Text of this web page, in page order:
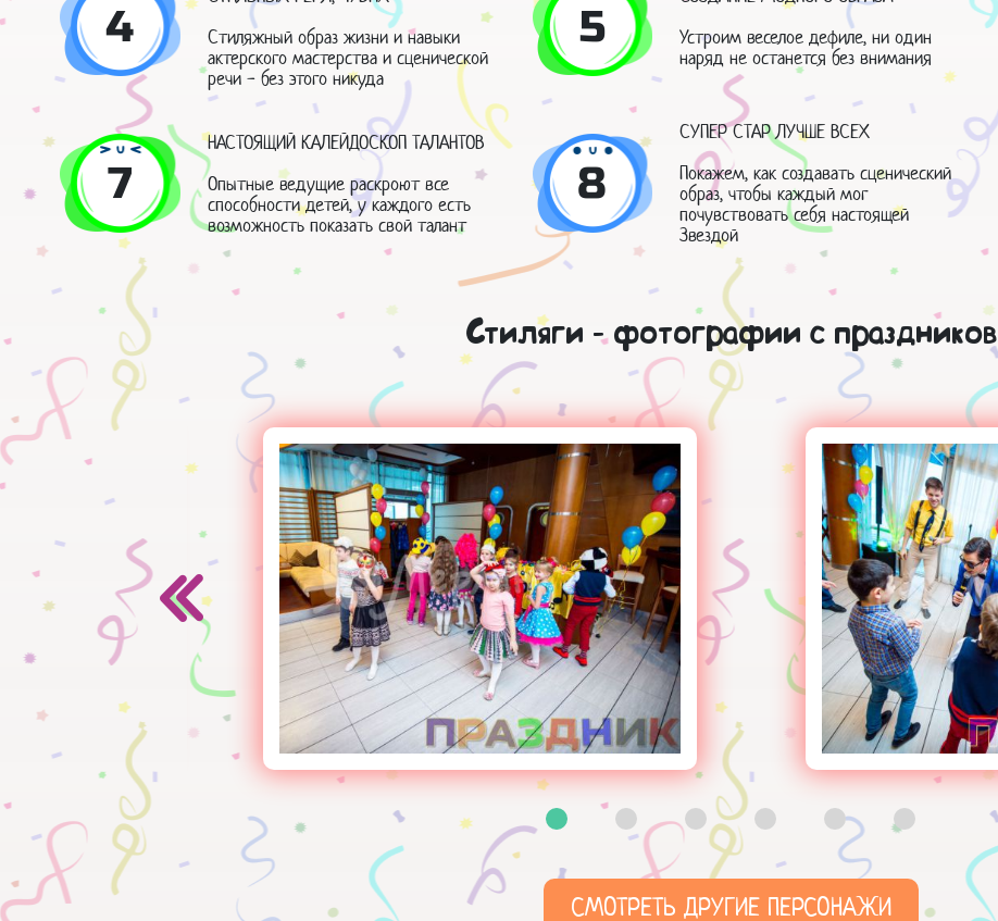
4
Стиляжный образ жизни и навыки
актерского мастерства и сценической
речи - без этого никуда
5
Устроим веселое дефиле, ни один
наряд не останется без внимания
7
НАСТОЯЩИЙ КАЛЕЙДОСКОП ТАЛАНТОВ
Опытные ведущие раскроют все
способности детей, у каждого есть
возможность показать свой талант
8
СУПЕР СТАР ЛУЧШЕ ВСЕХ
Покажем, как создавать сценический
образ, чтобы каждый мог
почувствовать себя настоящей
Звездой
Стиляги - фотографии с праздников
СМОТРЕТЬ ДРУГИЕ ПЕРСОНАЖИ